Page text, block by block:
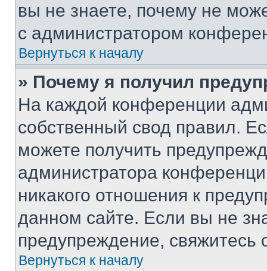
вы не знаете, почему не
с администратором
Вернуться к началу
» Почему я получил
На каждой конференции
собственный свод правил.
можете получить
администратора
никакого отношения к
данном сайте. Если вы не
предупреждение,
Вернуться к началу